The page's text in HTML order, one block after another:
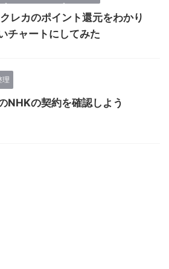
レカのポイント還元をわかり
チャートにしてみた
理
NHKの契約を確認しよう